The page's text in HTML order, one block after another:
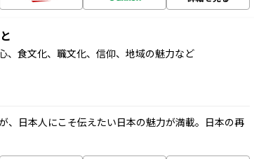
食文化、職文化、信仰、地域の魅力など
、日本人にこそ伝えたい日本の魅力が満載。日本の再